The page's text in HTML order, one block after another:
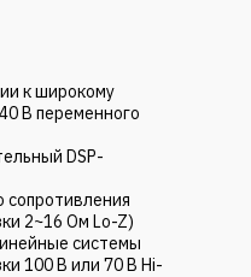
к широкому
В переменного
DSP-
сопротивления
2~16 Ом Lo-Z)
системы
100 В или 70 В Hi-